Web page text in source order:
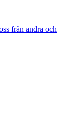
från andra och